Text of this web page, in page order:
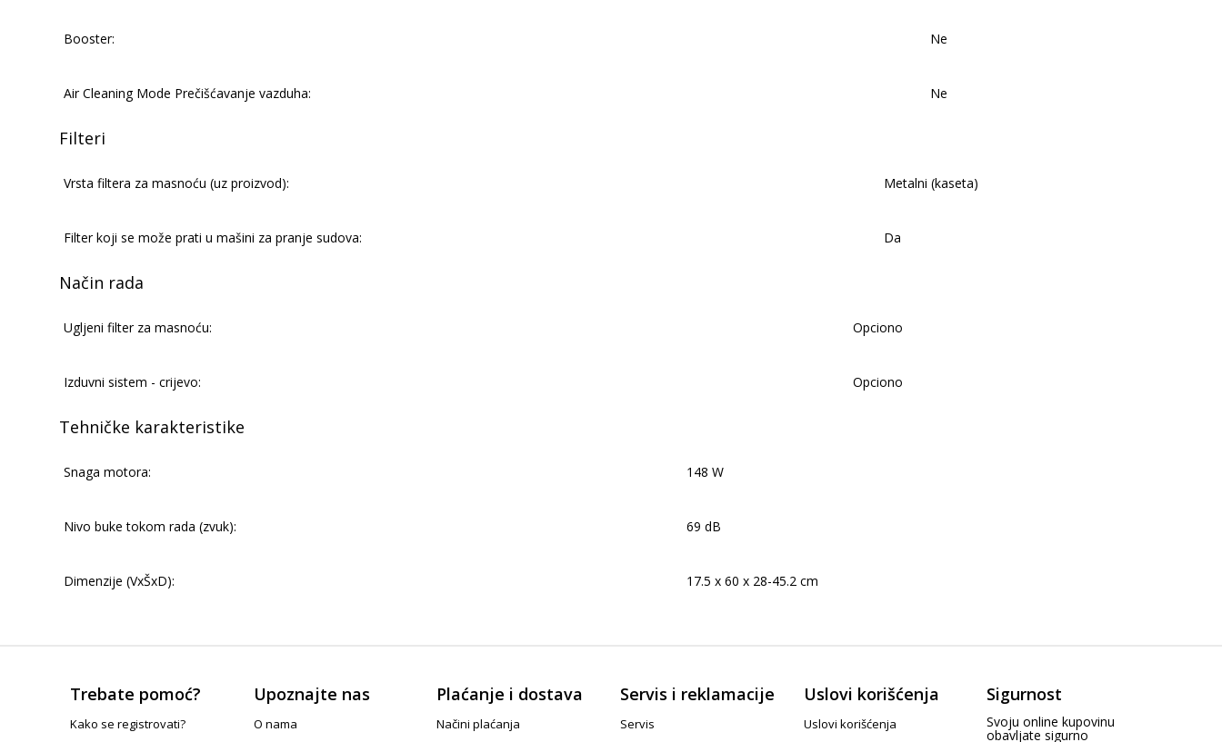
Booster: Ne
Air Cleaning Mode Prečišćavanje vazduha: Ne
Filteri
Vrsta filtera za masnoću (uz proizvod): Metalni (kaseta)
Filter koji se može prati u mašini za pranje sudova: Da
Način rada
Ugljeni filter za masnoću: Opciono
Izduvni sistem - crijevo: Opciono
Tehničke karakteristike
Snaga motora: 148 W
Nivo buke tokom rada (zvuk): 69 dB
Dimenzije (VxŠxD): 17.5 x 60 x 28-45.2 cm
Trebate pomoć?
Kako se registrovati?
Upoznajte nas
O nama
Plaćanje i dostava
Načini plaćanja
Servis i reklamacije
Servis
Uslovi korišćenja
Uslovi korišćenja
Sigurnost
Svoju online kupovinu
obavljate sigurno